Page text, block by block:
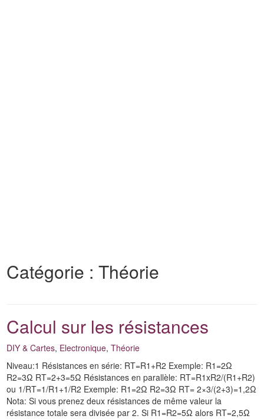
Catégorie :Théorie
Calcul sur les résistances
DIY & Cartes, Electronique,Théorie
Niveau:1 Résistances en série: RT=R1+R2 Exemple: R1=2Ω
R2=3Ω RT=2+3=5Ω Résistances en parallèle: RT=R1xR2/(R1+R2)
ou 1/RT=1/R1+1/R2 Exemple: R1=2Ω R2=3Ω RT= 2×3/(2+3)=1,2Ω
Nota: Si vous prenez deux résistances de même valeur la
résistance totale sera divisée par 2. Si R1=R2=5Ω alors RT=2,5Ω